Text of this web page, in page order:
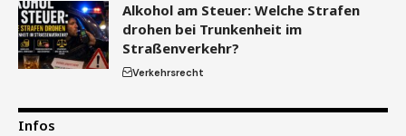
Alkohol am Steuer: Welche Strafen
drohen bei Trunkenheit im
Straßenverkehr?
Verkehrsrecht
Infos